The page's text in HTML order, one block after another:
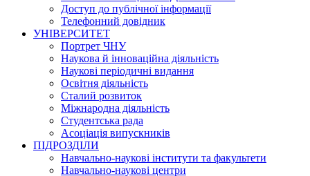
Доступ до публічної інформації
Телефонний довідник
УНІВЕРСИТЕТ
Портрет ЧНУ
Наукова й інноваційна діяльність
Наукові періодичні видання
Освітня діяльність
Сталий розвиток
Міжнародна діяльність
Студентська рада
Асоціація випускників
ПІДРОЗДІЛИ
Навчально-наукові інститути та факультети
Навчально-наукові центри